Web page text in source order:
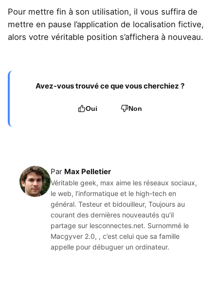
Pour mettre fin à son utilisation, il vous suffira de
mettre en pause l’application de localisation fictive,
alors votre véritable position s’affichera à nouveau.
Avez-vous trouvé ce que vous cherchiez ?
Oui Non
Par Max Pelletier
Véritable geek, max aime les réseaux sociaux,
le web, l’informatique et le high-tech en
général. Testeur et bidouilleur, Toujours au
courant des dernières nouveautés qu’il
partage sur lesconnectes.net. Surnommé le
Macgyver 2.0, , c’est celui que sa famille
appelle pour débuguer un ordinateur.